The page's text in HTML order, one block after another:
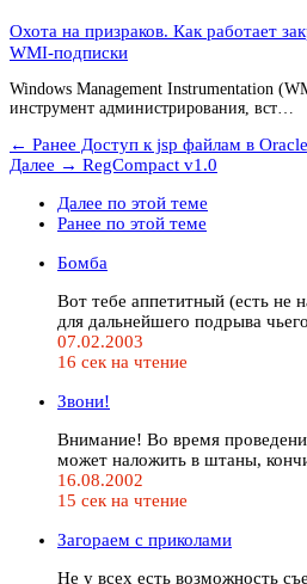
Охота на призраков. Как работает
WMI-подписки
Windows Management Instrumentation
инструмент администрирования, вст…
← Ранее Доступ к jsp файлам в
Далее → RegCompact v1.0
Далее по этой теме
Ранее по этой теме
Бомба
Вот тебе аппетитный (есть не
для дальнейшего подрыва
07.02.2003
16 сек на чтение
Звони!
Внимание! Во время
может наложить в штаны,
16.08.2002
15 сек на чтение
Загораем с приколами
Не у всех есть возможность